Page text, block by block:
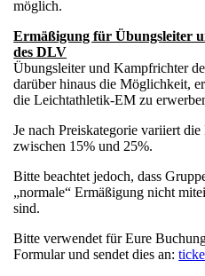
möglich.
Ermäßigung für Übungsleiter
des DLV
Übungsleiter und Kampfrichter
darüber hinaus die Möglichkeit,
die Leichtathletik-EM zu
Je nach Preiskategorie variiert
zwischen 15% und 25%.
Bitte beachtet jedoch, dass
„normale“ Ermäßigung nicht
sind.
Bitte verwendet für Eure
Formular und sendet dies an: